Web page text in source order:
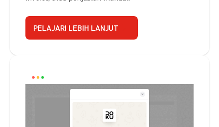
PELAJARI LEBIH LANJUT